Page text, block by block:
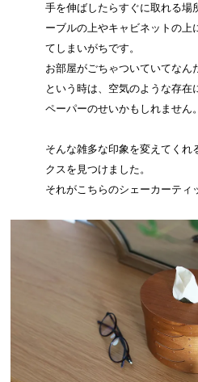
手を伸ばしたらすぐに取れる場
ーブルの上やキャビネットの上
てしまいがちです。
お部屋がごちゃついていてなん
という時は、空気のような存在
ペーパーのせいかもしれません。
そんな雑多な印象を変えてくれ
クスを見つけました。
それがこちらのシェーカーティ